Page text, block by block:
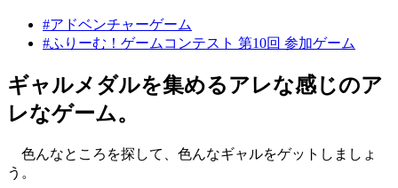
#アドベンチャーゲーム
#ふりーむ！ゲームコンテスト 第10回 参加ゲーム
ギャルメダルを集めるアレな感じのア
レなゲーム。
色んなところを探して、色んなギャルをゲットしましょ
う。